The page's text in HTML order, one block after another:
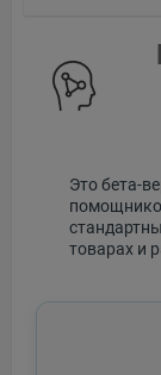
Это бета-
товарах и